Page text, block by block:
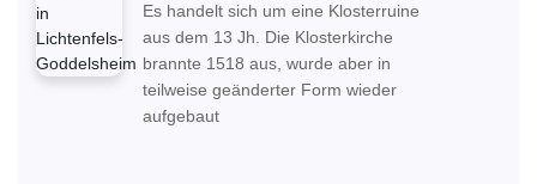
Es handelt sich um eine Klosterruine
aus dem 13 Jh. Die Klosterkirche
brannte 1518 aus, wurde aber in
teilweise geänderter Form wieder
aufgebaut